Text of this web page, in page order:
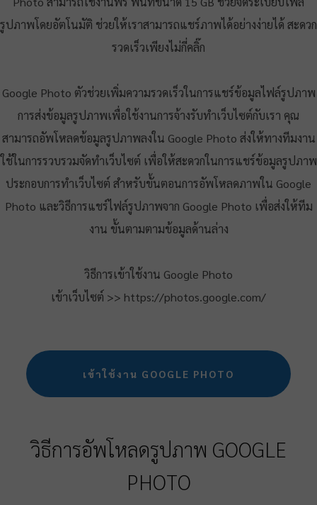
รูปภาพโดยอัตโนมัติ ช่วยให้เราสามารถแชร์ภาพได้อย่างง่ายได้ สะดวก
รวดเร็วเพียงไม่กี่คลิ๊ก
Google Photo ตัวช่วยเพิ่มความรวดเร็วในการแชร์ข้อมูลไฟล์รูปภาพ
การส่งข้อมูลรูปภาพเพื่อใช้งานการจ้างรับทำเว็บไซต์กับเรา คุณ
สามารถอัพโหลดข้อมูลรูปภาพลงใน Google Photo ส่งให้ทางทีมงาน
ใช้ในการรวบรวมจัดทำเว็บไซต์ เพื่อให้สะดวกในการแชร์ข้อมูลรูปภาพ
ประกอบการทำเว็บไซต์ สำหรับขั้นตอนการอัพโหลดภาพใน Google
Photo และวิธีการแชร์ไฟล์รูปภาพจาก Google Photo เพื่อส่งให้ทีม
งาน ขั้นตามตามข้อมูลด้านล่าง
วิธีการเข้าใช้งาน Google Photo
​เข้าเว็บไซต์ >> https://photos.google.com/
เข้าใช้งาน GOOGLE PHOTO
วิธีการอัพโหลดรูปภาพ GOOGLE
PHOTO